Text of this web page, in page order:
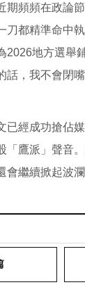
期頻頻在政論
刀都精準命中
2026地方選舉
話，我不會閉嘴
已經成功搶佔
「鷹派」聲音
會繼續掀起波瀾